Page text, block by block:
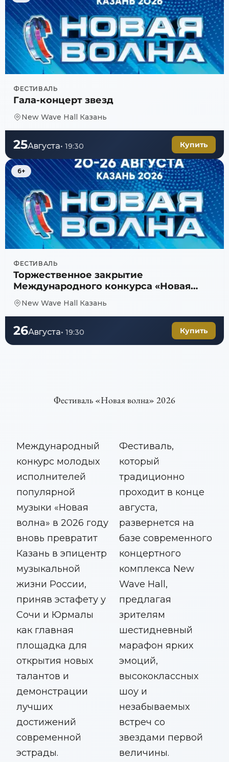
ФЕСТИВАЛЬ
Гала-концерт звезд
New Wave Hall Казань
25Августа• 19:30 Купить
6+
ФЕСТИВАЛЬ
Торжественное закрытие
Международного конкурса «Новая
волна 2026»
New Wave Hall Казань
26Августа• 19:30 Купить
Фестиваль «Новая волна» 2026
Международный
конкурс молодых
исполнителей
популярной
музыки «Новая
волна» в 2026 году
вновь превратит
Казань в эпицентр
музыкальной
жизни России,
приняв эстафету у
Сочи и Юрмалы
как главная
площадка для
открытия новых
талантов и
демонстрации
лучших
достижений
современной
эстрады.
Фестиваль,
который
традиционно
проходит в конце
августа,
развернется на
базе современного
концертного
комплекса New
Wave Hall,
предлагая
зрителям
шестидневный
марафон ярких
эмоций,
высококлассных
шоу и
незабываемых
встреч со
звездами первой
величины.